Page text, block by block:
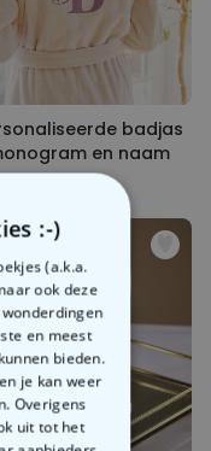
badjas
en naam
:-)
(a.k.a.
ook deze
en meest
bieden.
je kan weer
Overigens
uit tot het